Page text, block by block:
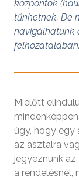
központok
tűnhetnek. De
navigálhatunk
felhozatalában.
Mielőtt
úgy, hogy egy
az asztalra
jegyeznünk
a rendelésnél,